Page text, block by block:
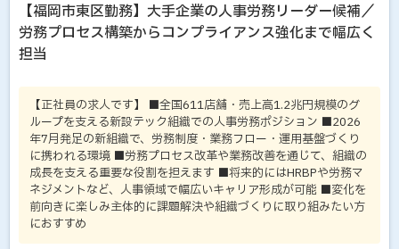
【福岡市東区勤務】大手企業の人事労務リーダー候補／
労務プロセス構築からコンプライアンス強化まで幅広く
担当
【正社員の求人です】 ■全国611店舗・売上高1.2兆円規模のグ
ループを支える新設テック組織での人事労務ポジション ■2026
年7月発足の新組織で、労務制度・業務フロー・運用基盤づくり
に携われる環境 ■労務プロセス改革や業務改善を通じて、組織の
成長を支える重要な役割を担えます ■将来的にはHRBPや労務マ
ネジメントなど、人事領域で幅広いキャリア形成が可能 ■変化を
前向きに楽しみ主体的に課題解決や組織づくりに取り組みたい方
におすすめ